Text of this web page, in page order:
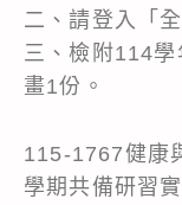
二、請登入「
三、檢附114
畫1份。
115-1767健康
學期共備研習